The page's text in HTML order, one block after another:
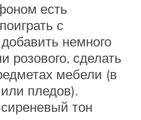
есть
с
немного
розового, сделать
мебели (в
пледов).
тон